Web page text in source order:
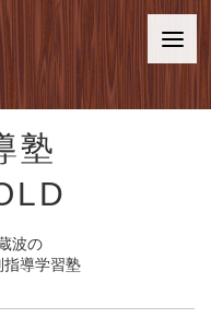
塾
波の
指導学習塾